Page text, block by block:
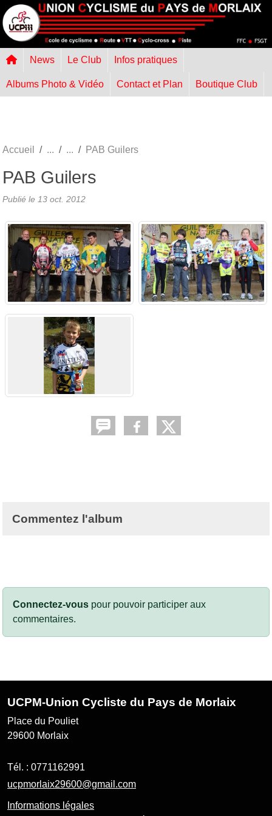
News Le Club Infos pratiques
Albums Photo & Vidéo Contact et Plan Boutique Club
Accueil PAB Guilers
PAB Guilers
Publié le 13 oct. 2012
Commentez l'album
Connectez-vous pour pouvoir participer aux
commentaires.
UCPM-Union Cycliste du Pays de Morlaix
Place du Pouliet
29600 Morlaix
Tél. : 0771162991
ucpmorlaix29600@gmail.com
Informations légales
Panneau de gestion des cookies